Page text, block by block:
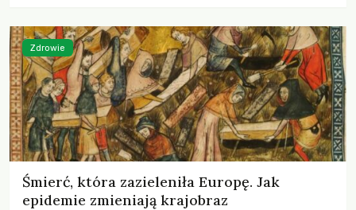
Śmierć, która zazieleniła Europę. Jak
epidemie zmieniają krajobraz
Zdrowie